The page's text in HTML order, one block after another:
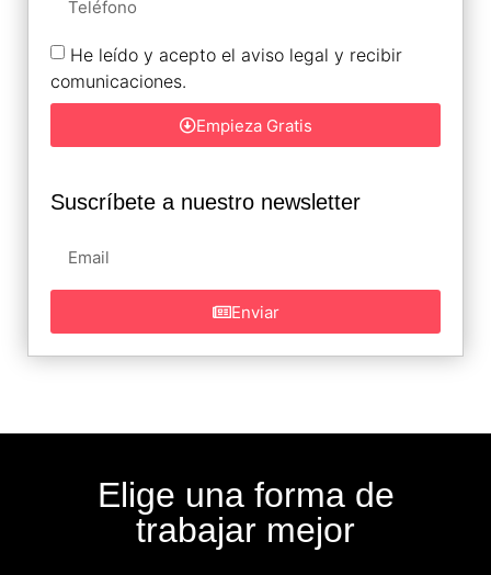
He leído y acepto el aviso legal y recibir
comunicaciones.
Empieza Gratis
Suscríbete a nuestro newsletter
Enviar
Elige una forma de
trabajar mejor